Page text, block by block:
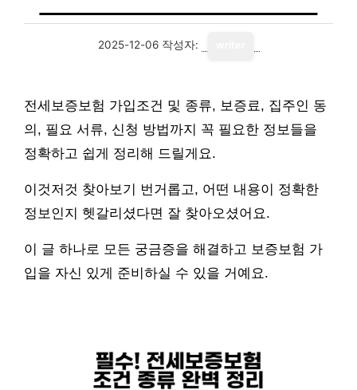
2025-12-06 작성자:
전세보증보험 가입조건 및 종류, 보증료, 집주인 동
의, 필요 서류, 신청 방법까지 꼭 필요한 정보들을
정확하고 쉽게 정리해 드릴게요.
이것저것 찾아보기 번거롭고, 어떤 내용이 정확한
정보인지 헷갈리셨다면 잘 찾아오셨어요.
이 글 하나로 모든 궁금증을 해결하고 보증보험 가
입을 자신 있게 준비하실 수 있을 거예요.